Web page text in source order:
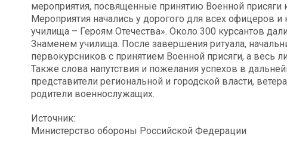
мероприятия, посвященные принятию Военной присяги
Мероприятия начались у дорогого для всех офицеров
училища – Героям Отечества». Около 300 курсантов
Знаменем училища. После завершения ритуала,
первокурсников с принятием Военной присяги, а весь
Также слова напутствия и пожелания успехов в
представители региональной и городской власти,
родители военнослужащих.
Источник:
Министерство обороны Российской Федерации